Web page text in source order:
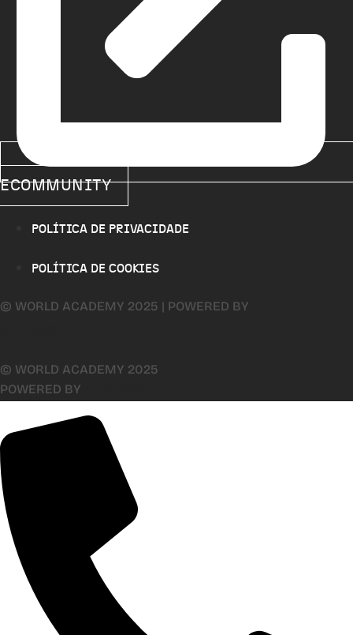
ECOMMUNITY
POLÍTICA DE PRIVACIDADE
POLÍTICA DE COOKIES
© WORLD ACADEMY 2025 | POWERED BY
© WORLD ACADEMY 2025
POWERED BY